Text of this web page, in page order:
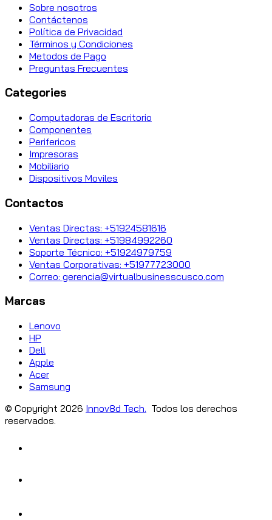
Sobre nosotros
Contáctenos
Política de Privacidad
Términos y Condiciones
Metodos de Pago
Preguntas Frecuentes
Categories
Computadoras de Escritorio
Componentes
Perifericos
Impresoras
Mobiliario
Dispositivos Moviles
Contactos
Ventas Directas: +51924581616
Ventas Directas: +51984992260
Soporte Técnico: +51924979759
Ventas Corporativas: +51977723000
Correo: gerencia@virtualbusinesscusco.com
Marcas
Lenovo
HP
Dell
Apple
Acer
Samsung
© Copyright 2026 Innov8d Tech. Todos los derechos
reservados.